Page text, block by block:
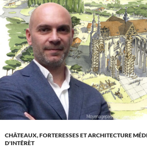
CHÂTEAUX, FORTERESSES ET ARCHITECTURE
D'INTÊRÈT